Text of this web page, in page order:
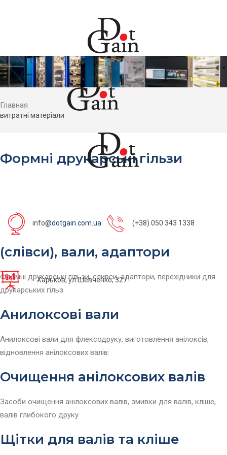
info@dotgain.com.ua (+38) 050 343 1338
Харьков, ул.Шевченко, 327
Главная
витратні матеріали
Формні друкарські гільзи
(слівси), вали, адаптори
Формні друкарські гільзи, сливси, адаптори, перехідники для
друкарських гільз.
Анилоксові вали
Анилоксові вали для флексодруку, виготовлення анілоксів,
відновлення анілоксових валів.
Очищення анілоксових валів
Засоби очищення анілоксових валів, змивки для валів, кліше,
валів глибокого друку
Щітки для валів та кліше